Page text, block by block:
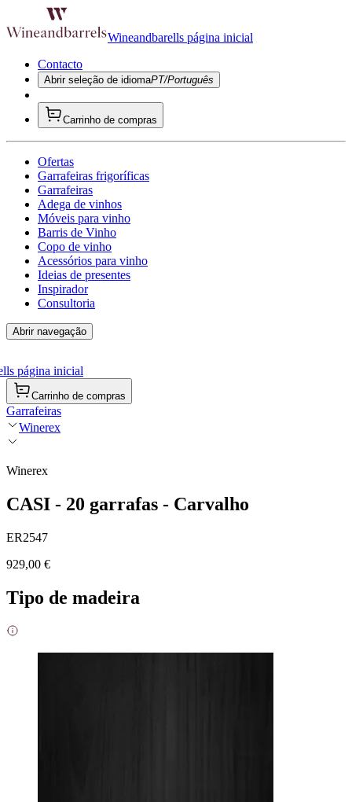
Wineandbarells página inicial
Contacto
Abrir seleção de idiomaPT/Português
Carrinho de compras
Ofertas
Garrafeiras frigoríficas
Garrafeiras
Adega de vinhos
Móveis para vinho
Barris de Vinho
Copo de vinho
Acessórios para vinho
Ideias de presentes
Inspirador
Consultoria
Abrir navegação
página inicial
Carrinho de compras
Garrafeiras
Winerex
Winerex
CASI - 20 garrafas - Carvalho
ER2547
929,00 €
Tipo de madeira